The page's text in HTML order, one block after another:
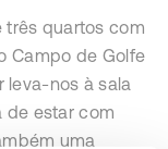
três quartos com
Campo de Golfe
leva-nos à sala
de estar com
uma